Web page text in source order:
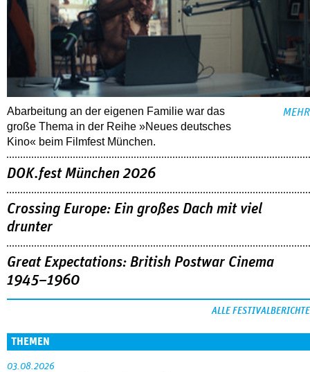
Abarbeitung an der eigenen Familie war das
große Thema in der Reihe »Neues deutsches
Kino« beim Filmfest München.
MEHR
DOK.fest München 2026
Crossing Europe: Ein großes Dach mit viel
drunter
Great Expectations: British Postwar Cinema
1945–1960
ALLE FESTIVALBERICHTE
THEMEN
03.08.2026